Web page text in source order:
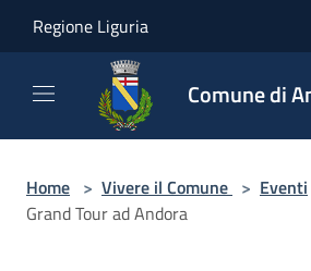
Regione Liguria
Comune di
Home > Vivere il Comune > Eventi
Grand Tour ad Andora